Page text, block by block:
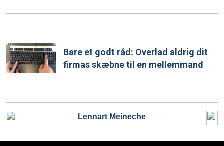
Bare et godt råd: Overlad aldrig dit
firmas skæbne til en mellemmand
Lennart Meineche